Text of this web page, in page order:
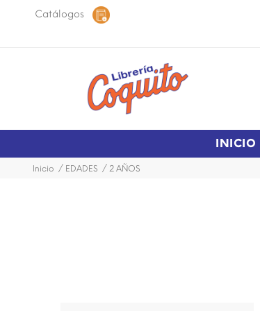
Catálogos
48 horas dentro de la ciudad.
INICIO
Inicio EDADES 2 AÑOS